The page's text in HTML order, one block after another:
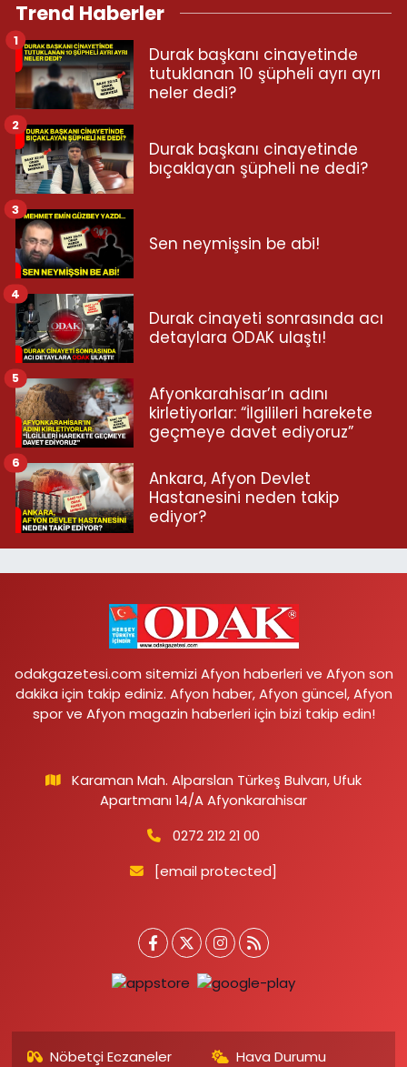
Trend Haberler
Durak başkanı cinayetinde
tutuklanan 10 şüpheli ayrı ayrı
neler dedi?
1
Durak başkanı cinayetinde
bıçaklayan şüpheli ne dedi?
2
Sen neymişsin be abi!
3
Durak cinayeti sonrasında acı
detaylara ODAK ulaştı!
4
Afyonkarahisar’ın adını
kirletiyorlar: “İlgilileri harekete
geçmeye davet ediyoruz”
5
Ankara, Afyon Devlet
Hastanesini neden takip
ediyor?
6
odakgazetesi.com sitemizi Afyon haberleri ve Afyon son
dakika için takip ediniz. Afyon haber, Afyon güncel, Afyon
spor ve Afyon magazin haberleri için bizi takip edin!
Karaman Mah. Alparslan Türkeş Bulvarı, Ufuk
Apartmanı 14/A Afyonkarahisar
0272 212 21 00
[email protected]
Nöbetçi Eczaneler Hava Durumu